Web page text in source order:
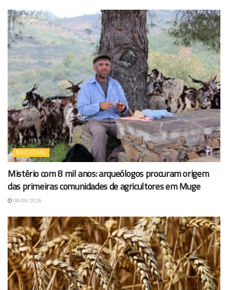
NACIONAL
Mistério com 8 mil anos: arqueólogos procuram origem
das primeiras comunidades de agricultores em Muge
08/08/2026